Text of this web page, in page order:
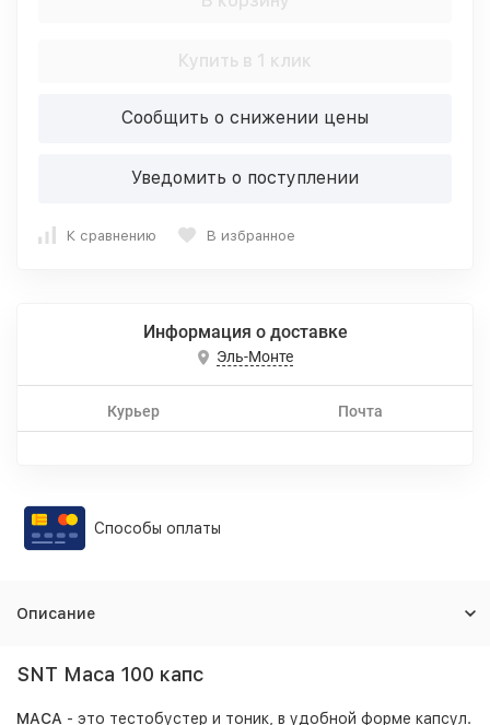
Купить в 1 клик
Сообщить о снижении цены
Уведомить о поступлении
К сравнению В избранное
Информация о доставке
Эль-Монте
Курьер Почта
Способы оплаты
Описание
SNT Maca 100 капс
MACA - это тестобустер и тоник, в удобной форме капсул.